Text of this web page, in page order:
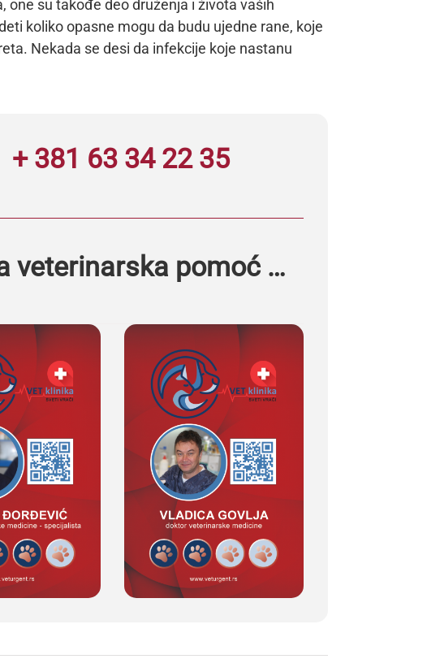
one su takođe deo druženja i života vaših
koliko opasne mogu da budu ujedne rane, koje
Nekada se desi da infekcije koje nastanu
+ 381 63 34 22 35
veterinarska pomoć …